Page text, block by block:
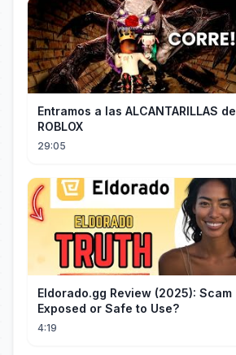
Entramos a las ALCANTARILLAS de
ROBLOX
29:05
Eldorado.gg Review (2025): Scam
Exposed or Safe to Use?
4:19